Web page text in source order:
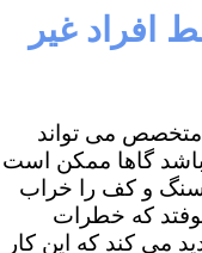
افراد غیر
متخصص می تواند
باشد گاها ممکن است
سنگ و کف را خراب
که خطرات
می کند که این کار